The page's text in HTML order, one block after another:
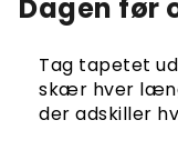
Dagen før
Tag tapetet
skær hver
der adskiller